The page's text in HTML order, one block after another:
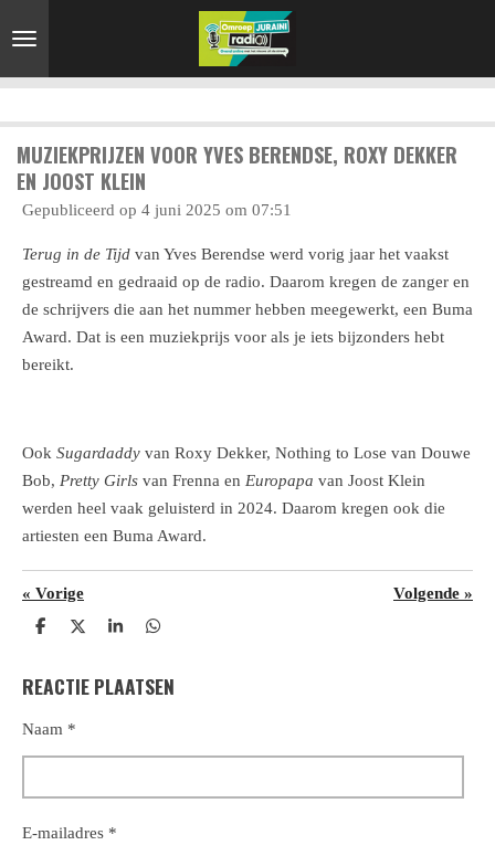
direct
naar
MUZIEKPRIJZEN VOOR YVES BERENDSE, ROXY DEKKER
EN JOOST KLEIN
Gepubliceerd op 4 juni 2025 om 07:51
Terug in de Tijd van Yves Berendse werd vorig jaar het vaakst
gestreamd en gedraaid op de radio. Daarom kregen de zanger en
de schrijvers die aan het nummer hebben meegewerkt, een Buma
Award. Dat is een muziekprijs voor als je iets bijzonders hebt
bereikt.
Ook Sugardaddy van Roxy Dekker, Nothing to Lose van Douwe
Bob, Pretty Girls van Frenna en Europapa van Joost Klein
werden heel vaak geluisterd in 2024. Daarom kregen ook die
artiesten een Buma Award.
« Vorige Volgende »
D
e
n
D
l
S
r
e
D
e
n
REACTIE PLAATSEN
Naam *
E-mailadres *